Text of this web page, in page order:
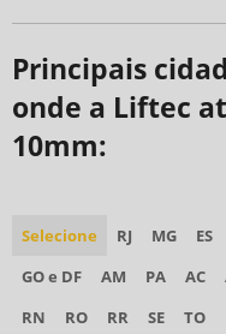
Principais
onde a Liftec
10mm:
Selecione RJ MG ES
GO e DF
AM PA AC
RN
RO RR SE TO